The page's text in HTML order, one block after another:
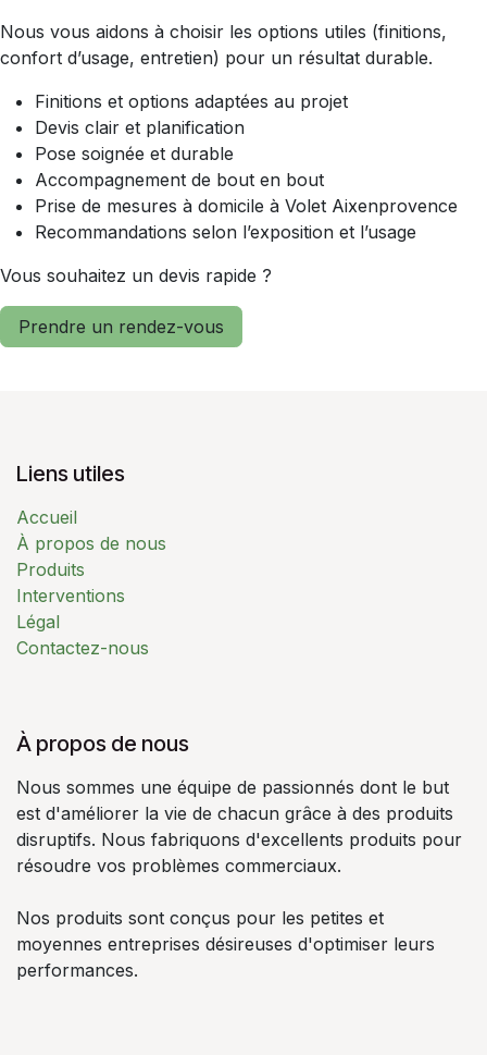
Nous vous aidons à choisir les options utiles (finitions,
confort d’usage, entretien) pour un résultat durable.
Finitions et options adaptées au projet
Devis clair et planification
Pose soignée et durable
Accompagnement de bout en bout
Prise de mesures à domicile à Volet Aixenprovence
Recommandations selon l’exposition et l’usage
Vous souhaitez un devis rapide ?
Prendre un rendez-vous
Liens utiles
Accueil
À propos de nous
Produits
Interventions
Légal
Contactez-nous
À propos de nous
Nous sommes une équipe de passionnés dont le but
est d'améliorer la vie de chacun grâce à des produits
disruptifs. Nous fabriquons d'excellents produits pour
résoudre vos problèmes commerciaux.
Nos produits sont conçus pour les petites et
moyennes entreprises désireuses d'optimiser leurs
performances.